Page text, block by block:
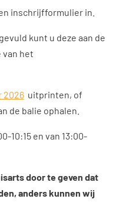
inschrijfformulier in.
kunt u deze aan de
van het
2026 uitprinten, of
de balie ophalen.
10:15 en van 13:00-
door te geven dat
anders kunnen wij